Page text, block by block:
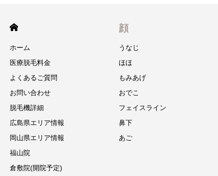
ホーム
医療脱毛料金
よくあるご質問
お問い合わせ
脱毛機詳細
広島県エリア情報
岡山県エリア情報
福山院
倉敷院(開院予定)
顔
うなじ
ほほ
もみあげ
おでこ
フェイスライン
鼻下
あご